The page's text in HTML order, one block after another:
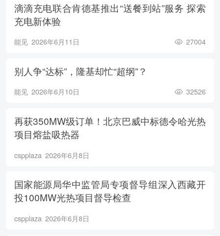
滴滴充电联合肯德基推出“送餐到站”服务 探索
充电新体验
能见 2026年6月11日 27004
别人争“达标”，隆基却忙“超纲”？
能见 2026年6月10日 32526
再获350MW级订单！北京巴威中标德令哈光热
项目熔盐吸热器
cspplaza 2026年6月8日
国家能源局华中监管局专项督导组深入西藏开
投100MW光热项目督导检查
cspplaza 2026年6月8日